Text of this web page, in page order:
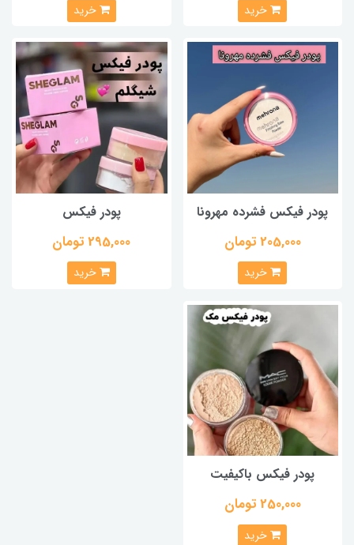
خرید خرید
پودر فیکس فشرده مهرونا
205,000 تومان
خرید
پودر فیکس
295,000 تومان
خرید
پودر فیکس باکیفیت
250,000 تومان
خرید